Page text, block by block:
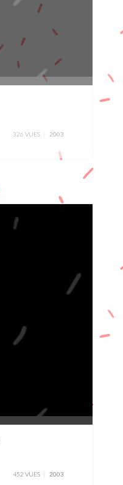
326 VUES 2003
452 VUES 2003